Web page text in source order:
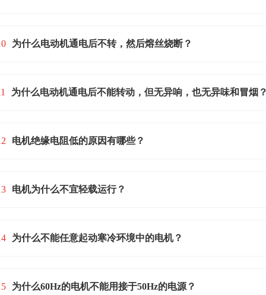
为什么电动机通电后不转，然后熔丝烧断？
为什么电动机通电后不能转动，但无异响，也无异味和冒烟
电机绝缘电阻低的原因有哪些？
电机为什么不宜轻载运行？
为什么不能任意起动寒冷环境中的电机？
为什么60Hz的电机不能用接于50Hz的电源？